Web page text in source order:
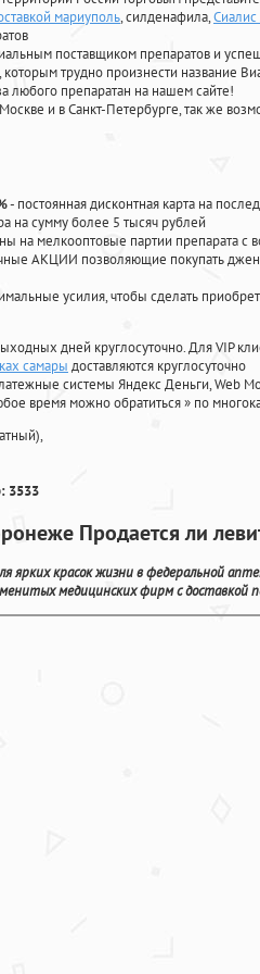
мариуполь, силденафила,Сиалис
поставщиком препаратов и
трудно произнести название
любого препаратан на нашем сайте!
и в Санкт-Петербурге, так же
- постоянная дисконтная карта на
на сумму более 5 тысяч рублей
мелкооптовые партии препарата с
АКЦИИ позволяющие покупать
усилия, чтобы сделать
дней круглосуточно. Для VIP
самары доставляются круглосуточно
системы Яндекс Деньги, Web
время можно обратиться» по
3533
Продается ли
ярких красок жизни в федеральной
медицинских фирм с доставкой